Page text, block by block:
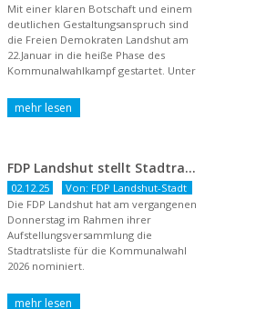
Mit einer klaren Botschaft und einem
deutlichen Gestaltungsanspruch sind
die Freien Demokraten Landshut am
22.Januar in die heiße Phase des
Kommunalwahlkampf gestartet. Unter
FDP Landshut stellt Stadtratsliste für 2026 auf – OB-Kandidat Jürgen Wachter betont Gestaltungsanspruch und liberale Zukunftsvision
02.12.25
Von: FDP Landshut-Stadt
Die FDP Landshut hat am vergangenen
Donnerstag im Rahmen ihrer
Aufstellungsversammlung die
Stadtratsliste für die Kommunalwahl
2026 nominiert.